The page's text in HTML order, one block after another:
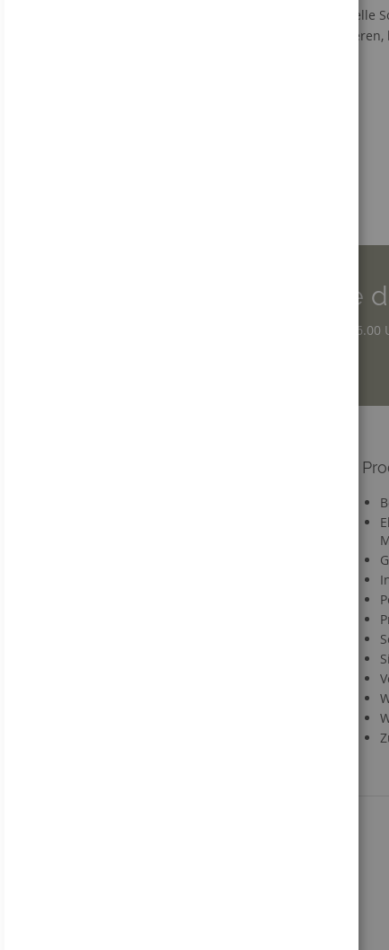
individuelle
Wir sind für Sie
Montag - Donnerstag: 7.30 – 16.00